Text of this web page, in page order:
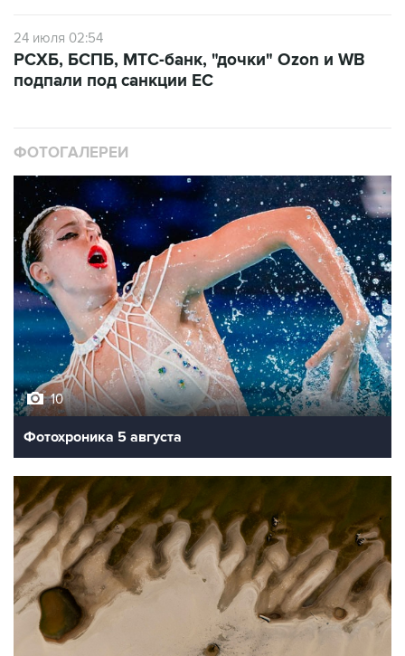
24 июля 02:54
РСХБ, БСПБ, МТС-банк, "дочки" Ozon и WB
подпали под санкции ЕС
ФОТОГАЛЕРЕИ
10
Фотохроника 5 августа